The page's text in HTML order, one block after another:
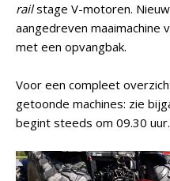
railstage V-motoren.
aangedreven maaimachine
met een opvangbak.
Voor een compleet
getoonde machines: zie
begint steeds om 09.30 uur.